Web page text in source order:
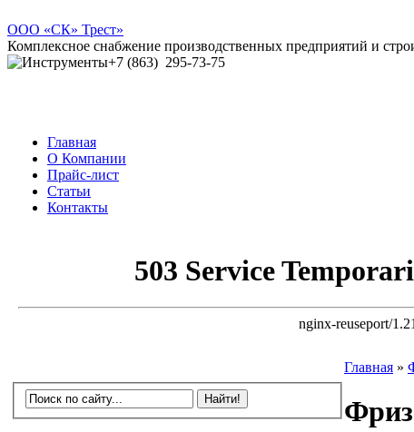
ООО «СК» Трест»
Комплексное снабжение производственных предприятий и
+7 (863) 295-73-75
Главная
О Компании
Прайс-лист
Статьи
Контакты
Главная »